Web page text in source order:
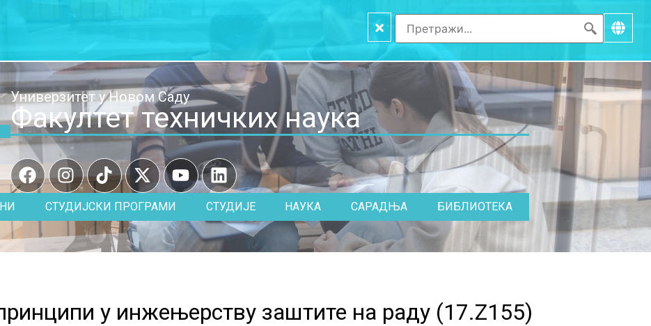
×
Универзитет у Новом Саду
Факултет техничких наука
СТУДИЈСКИ ПРОГРАМИ СТУДИЈЕ НАУКА САРАДЊА БИБЛИОТЕКА
у инжењерству заштите на раду (17.Z155)